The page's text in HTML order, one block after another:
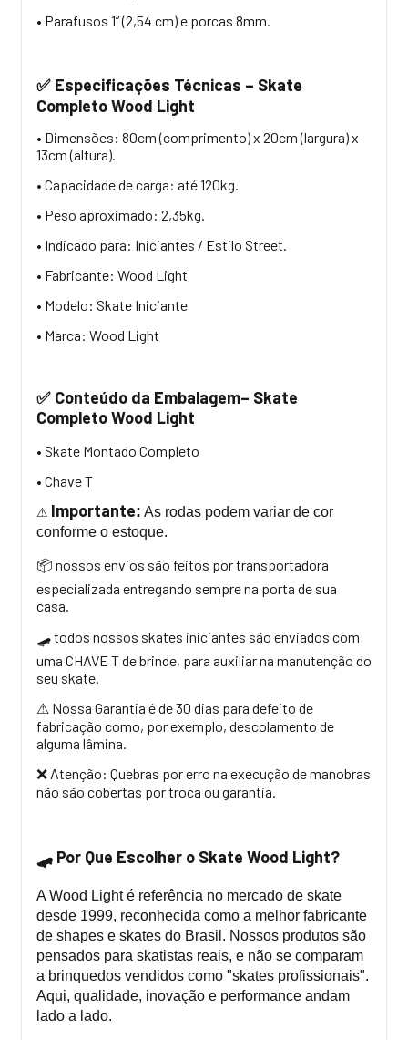
• Parafusos 1” (2,54 cm) e porcas 8mm.
✅ Especificações Técnicas – Skate
Completo Wood Light
• Dimensões: 80cm (comprimento) x 20cm (largura) x
13cm (altura).
• Capacidade de carga: até 120kg.
• Peso aproximado: 2,35kg.
• Indicado para: Iniciantes / Estilo Street.
• Fabricante: Wood Light
• Modelo: Skate Iniciante
• Marca: Wood Light
✅ Conteúdo da Embalagem– Skate
Completo Wood Light
• Skate Montado Completo
• Chave T
⚠ Importante: As rodas podem variar de cor
conforme o estoque.
📦 nossos envios são feitos por transportadora
especializada entregando sempre na porta de sua
casa.
🛹todos nossos skates iniciantes são enviados com
uma CHAVE T de brinde, para auxiliar na manutenção do
seu skate.
⚠ Nossa Garantia é de 30 dias para defeito de
fabricação como, por exemplo, descolamento de
alguma lâmina.
❌ Atenção: Quebras por erro na execução de manobras
não são cobertas por troca ou garantia.
🛹 Por Que Escolher o Skate Wood Light?
A Wood Light é referência no mercado de skate
desde 1999, reconhecida como a melhor fabricante
de shapes e skates do Brasil. Nossos produtos são
pensados para skatistas reais, e não se comparam
a brinquedos vendidos como "skates profissionais".
Aqui, qualidade, inovação e performance andam
lado a lado.